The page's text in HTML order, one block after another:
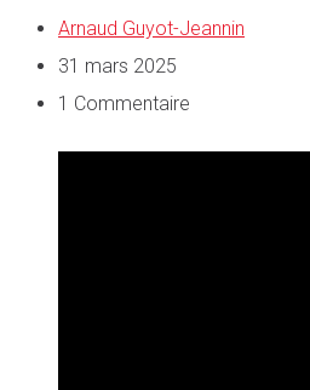
Arnaud Guyot-Jeannin
31 mars 2025
1 Commentaire